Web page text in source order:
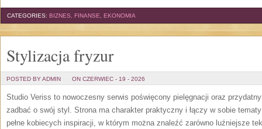
CATEGORIES: BIZNES, FINANSE, EKONOMIA
Stylizacja fryzur
POSTED BY ADMIN ON CZERWIEC - 19 - 2026
Studio Veriss to nowoczesny serwis poświęcony pielęgnacji oraz
zadbać o swój styl. Strona ma charakter praktyczny i łączy w sobie
pełne kobiecych inspiracji, w którym można znaleźć zarówno luźniejsze